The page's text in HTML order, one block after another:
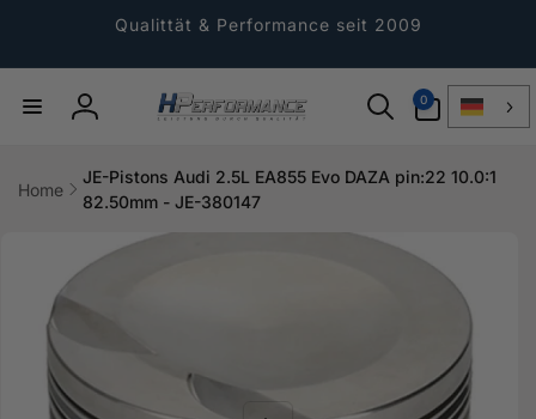
Qualittät & Performance seit 2009
Einloggen
0
Artikel
Home
JE-Pistons Audi 2.5L EA855 Evo DAZA pin:22 10.0:1
82.50mm - JE-380147